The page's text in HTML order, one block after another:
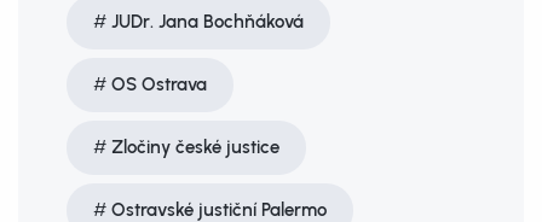
JUDr. Jana Bochňáková
OS Ostrava
Zločiny české justice
Ostravské justiční Palermo